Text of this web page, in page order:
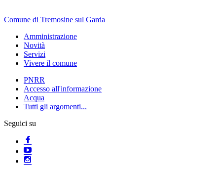
Comune di Tremosine sul Garda
Amministrazione
Novità
Servizi
Vivere il comune
PNRR
Accesso all'informazione
Acqua
Tutti gli argomenti...
Seguici su